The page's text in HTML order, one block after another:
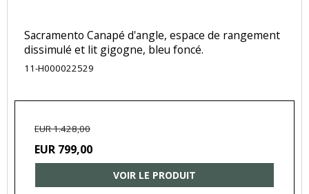
Sacramento Canapé d'angle, espace de rangement
dissimulé et lit gigogne, bleu foncé.
11-H000022529
EUR 1.428,00
EUR 799,00
VOIR LE PRODUIT